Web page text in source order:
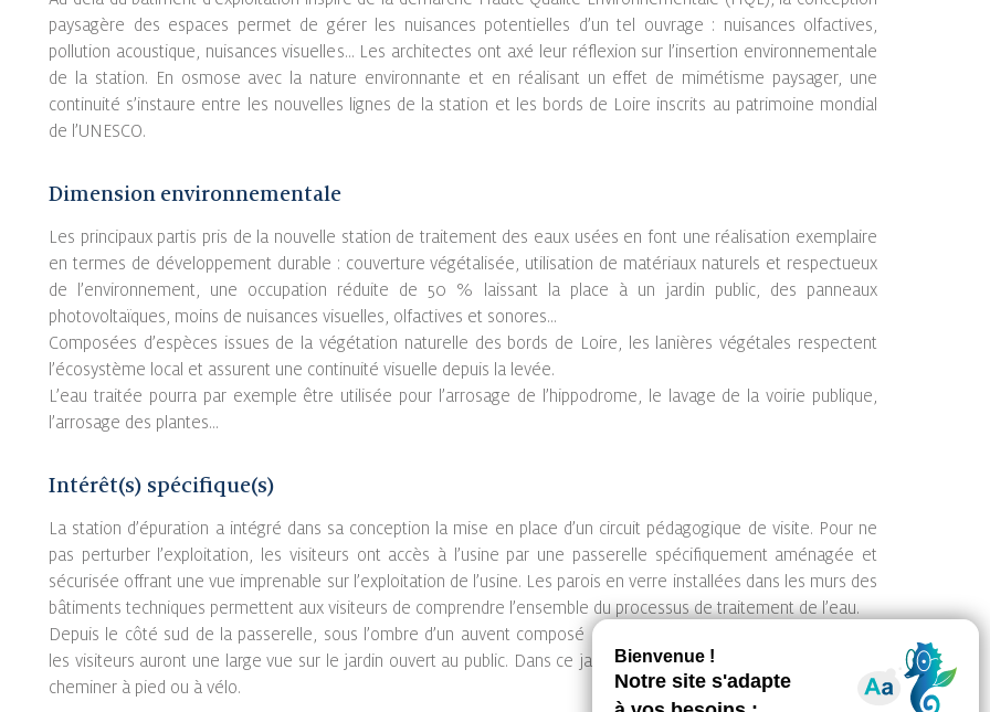
paysagère des espaces permet de gérer les nuisances potentielles d’un tel ouvrage : nuisances olfactives,
pollution acoustique, nuisances visuelles… Les architectes ont axé leur réflexion sur l’insertion environnementale
de la station. En osmose avec la nature environnante et en réalisant un effet de mimétisme paysager, une
continuité s’instaure entre les nouvelles lignes de la station et les bords de Loire inscrits au patrimoine mondial
de l’UNESCO.
Dimension environnementale
Les principaux partis pris de la nouvelle station de traitement des eaux usées en font une réalisation exemplaire
en termes de développement durable : couverture végétalisée, utilisation de matériaux naturels et respectueux
de l’environnement, une occupation réduite de 50 % laissant la place à un jardin public, des panneaux
photovoltaïques, moins de nuisances visuelles, olfactives et sonores…
Composées d’espèces issues de la végétation naturelle des bords de Loire, les lanières végétales respectent
l’écosystème local et assurent une continuité visuelle depuis la levée.
L’eau traitée pourra par exemple être utilisée pour l’arrosage de l’hippodrome, le lavage de la voirie publique,
l’arrosage des plantes…
Intérêt(s) spécifique(s)
La station d’épuration a intégré dans sa conception la mise en place d’un circuit pédagogique de visite. Pour ne
pas perturber l’exploitation, les visiteurs ont accès à l’usine par une passerelle spécifiquement aménagée et
sécurisée offrant une vue imprenable sur l’exploitation de l’usine. Les parois en verre installées dans les murs des
bâtiments techniques permettent aux visiteurs de comprendre l’ensemble du processus de traitement de l’eau.
Depuis le côté sud de la passerelle, sous l’ombre d’un auvent composé de panneaux photovoltaïques (60 m²),
les visiteurs auront une large vue sur le jardin ouvert au public. Dans ce jardin, les promeneurs auront le loisir de
cheminer à pied ou à vélo.